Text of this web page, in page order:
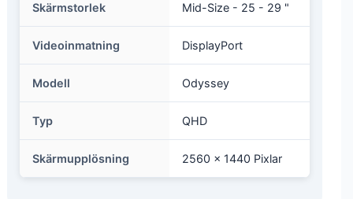
Skärmstorlek Mid-Size - 25 - 29 "
Videoinmatning DisplayPort
Modell Odyssey
Typ QHD
Skärmupplösning 2560 x 1440 Pixlar